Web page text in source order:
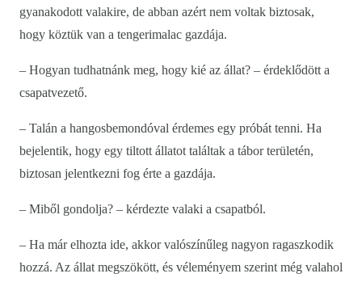
gyanakodott valakire, de abban azért nem voltak biztosak,
hogy köztük van a tengerimalac gazdája.
– Hogyan tudhatnánk meg, hogy kié az állat? – érdeklődött a
csapatvezető.
– Talán a hangosbemondóval érdemes egy próbát tenni. Ha
bejelentik, hogy egy tiltott állatot találtak a tábor területén,
biztosan jelentkezni fog érte a gazdája.
– Miből gondolja? – kérdezte valaki a csapatból.
– Ha már elhozta ide, akkor valószínűleg nagyon ragaszkodik
hozzá. Az állat megszökött, és véleményem szerint még valahol